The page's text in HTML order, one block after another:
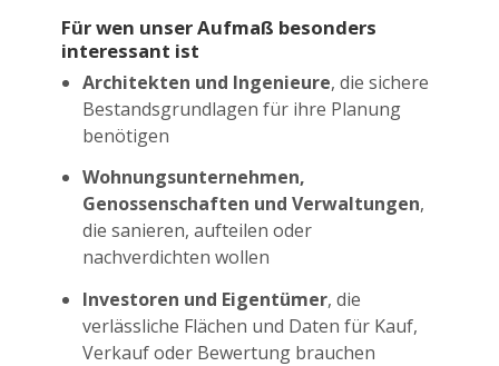
Für wen unser Aufmaß besonders
interessant ist
Architekten und Ingenieure, die sichere
Bestandsgrundlagen für ihre Planung
benötigen
Wohnungsunternehmen,
Genossenschaften und Verwaltungen,
die sanieren, aufteilen oder
nachverdichten wollen
Investoren und Eigentümer, die
verlässliche Flächen und Daten für Kauf,
Verkauf oder Bewertung brauchen